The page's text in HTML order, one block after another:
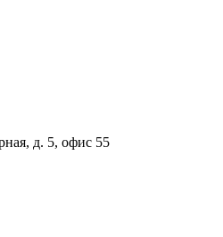
д. 5, офис 55